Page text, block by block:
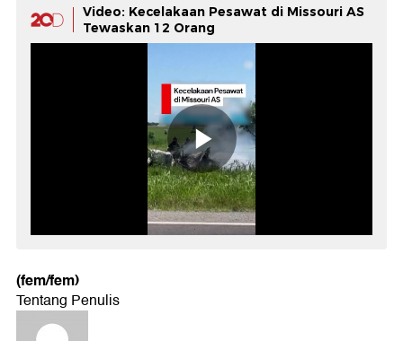
Video: Kecelakaan Pesawat di Missouri AS
Tewaskan 12 Orang
(fem/fem)